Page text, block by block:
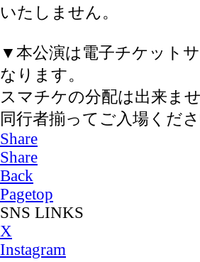
いたしません。
▼本公演は電子チケット
なります。
スマチケの分配は出来ま
同行者揃ってご入場くださ
Share
Share
Back
Pagetop
SNS LINKS
X
Instagram